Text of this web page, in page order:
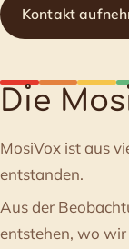
Kontakt
Dıe Mos
MosiVox ist aus
entstanden.
Aus der
entstehen, wo